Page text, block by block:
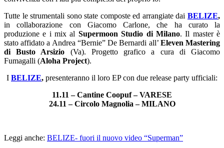
Tutte le strumentali sono state composte ed arrangiate dai BELIZE,
in collaborazione con Giacomo Carlone, che ha curato la
produzione e i mix al Supermoon Studio di Milano. Il master è
stato affidato a Andrea “Bernie” De Bernardi all’ Eleven Mastering
di Busto Arsizio (Va). Progetto grafico a cura di Giacomo
Fumagalli (Aloha Project).
I BELIZE, presenteranno il loro EP con due release party ufficiali:
11.11 – Cantine Coopuf – VARESE
24.11 – Circolo Magnolia – MILANO
Leggi anche: BELIZE- fuori il nuovo video “Superman”